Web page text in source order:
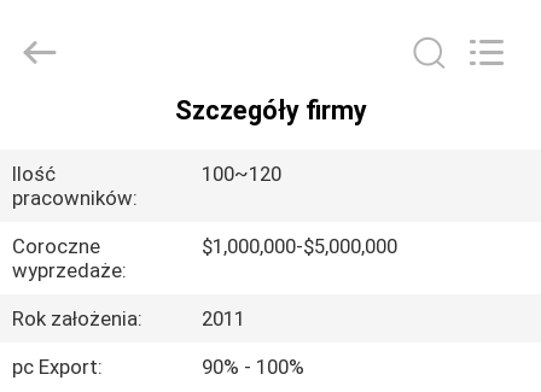
PRODUKTY
O
NAS
Export
Szczegóły firmy
Ilość
pracowników:
100~120
Coroczne
wyprzedaże:
$1,000,000-$5,000,000
Rok założenia:
2011
pc Export:
90% - 100%